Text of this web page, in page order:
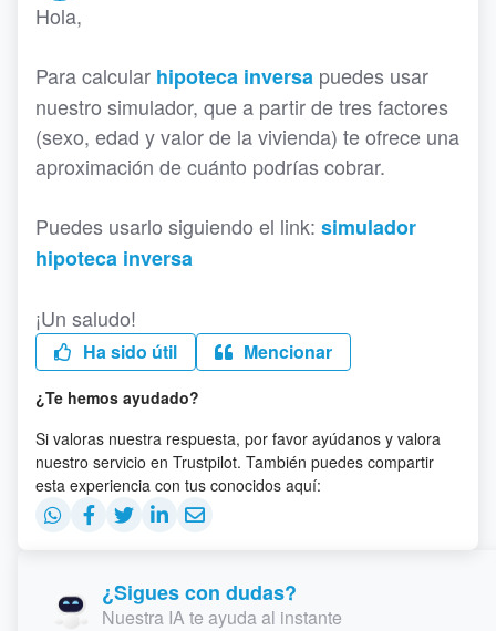
Hola,
Para calcular hipoteca inversa puedes usar
nuestro simulador, que a partir de tres factores
(sexo, edad y valor de la vivienda) te ofrece una
aproximación de cuánto podrías cobrar.
Puedes usarlo siguiendo el link: simulador
hipoteca inversa
¡Un saludo!
Ha sido útil Mencionar
¿Te hemos ayudado?
Si valoras nuestra respuesta, por favor ayúdanos y valora
nuestro servicio en Trustpilot. También puedes compartir
esta experiencia con tus conocidos aquí:
¿Sigues con dudas?
Nuestra IA te ayuda al instante